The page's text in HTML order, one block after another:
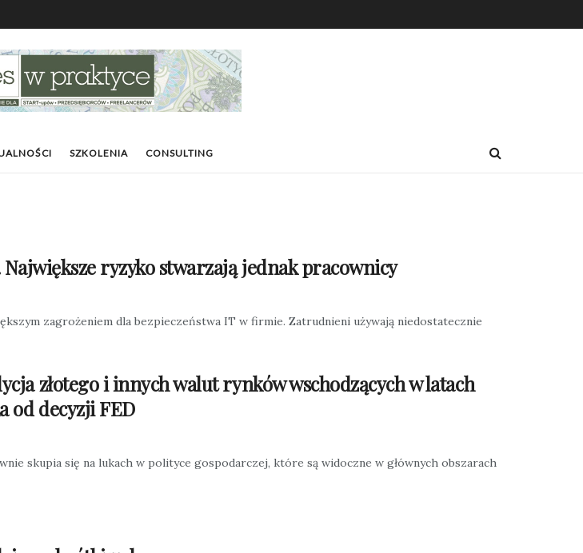
SZKOLENIA CONSULTING
ryzyko stwarzają jednak pracownicy
zagrożeniem dla bezpieczeństwa IT w firmie. Zatrudnieni używają niedostatecznie
złotego i innych walut rynków wschodzących w latach
od decyzji FED
skupia się na lukach w polityce gospodarczej, które są widoczne w głównych obszarach